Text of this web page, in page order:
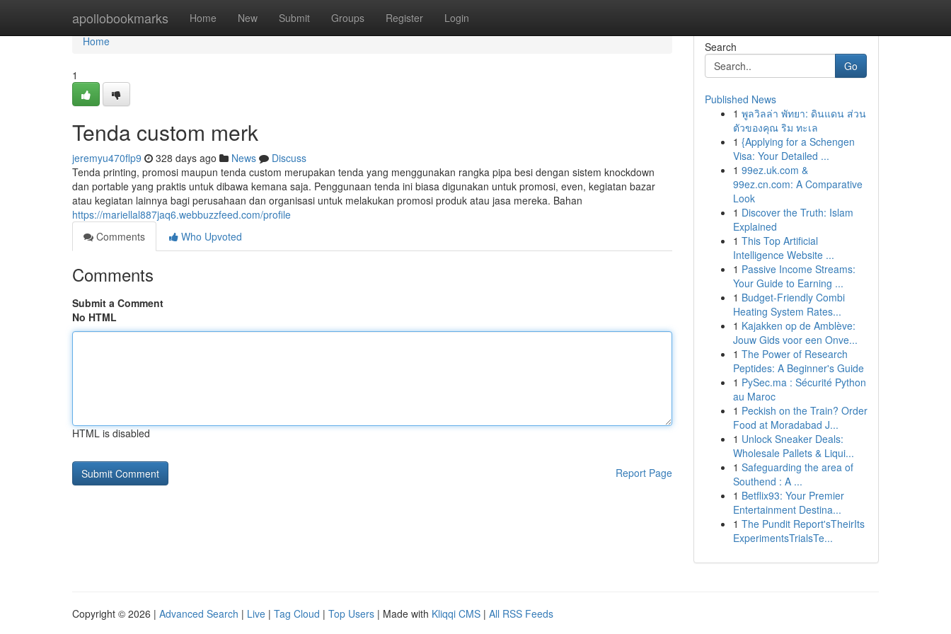
apollobookmarks Home New Submit Groups Register Login
Home
Home
1
Tenda custom merk
jeremyu470flp9 328 days ago News
Discuss
Tenda printing, promosi maupun tenda custom merupakan tenda yang menggunakan rangka pipa besi dengan sistem knockdown
dan portable yang praktis untuk dibawa kemana saja. Penggunaan tenda ini biasa digunakan untuk promosi, even, kegiatan bazar
atau kegiatan lainnya bagi perusahaan dan organisasi untuk melakukan promosi produk atau jasa mereka. Bahan
https://mariellal887jaq6.webbuzzfeed.com/profile
Comments
Who Upvoted
Comments
Submit a Comment
No HTML
HTML is disabled
Report Page
Search
Go
Published News
1 พูลวิลล่า พัทยา: ดินแดน ส่วน
ตัวของคุณ ริม ทะเล
1 {Applying for a Schengen
Visa: Your Detailed ...
1 99ez.uk.com &
99ez.cn.com: A Comparative
Look
1 Discover the Truth: Islam
Explained
1 This Top Artificial
Intelligence Website ...
1 Passive Income Streams:
Your Guide to Earning ...
1 Budget-Friendly Combi
Heating System Rates...
1 Kajakken op de Amblève:
Jouw Gids voor een Onve...
1 The Power of Research
Peptides: A Beginner's Guide
1 PySec.ma : Sécurité Python
au Maroc
1 Peckish on the Train? Order
Food at Moradabad J...
1 Unlock Sneaker Deals:
Wholesale Pallets & Liqui...
1 Safeguarding the area of
Southend : A ...
1 Betflix93: Your Premier
Entertainment Destina...
1 The Pundit Report'sTheirIts
ExperimentsTrialsTe...
Copyright © 2026 | Advanced Search | Live | Tag Cloud | Top Users | Made with Kliqqi CMS | All RSS Feeds